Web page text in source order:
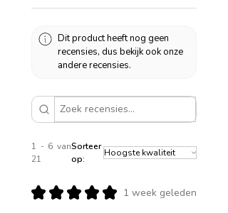
Dit product heeft nog geen
recensies, dus bekijk ook onze
andere recensies.
1 - 6 van
21
Sorteer
op:
★ ★ ★ ★ ★ 1 week geleden